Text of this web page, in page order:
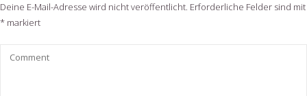
Deine E-Mail-Adresse wird nicht veröffentlicht. Erforderliche Felder sind mit
* markiert